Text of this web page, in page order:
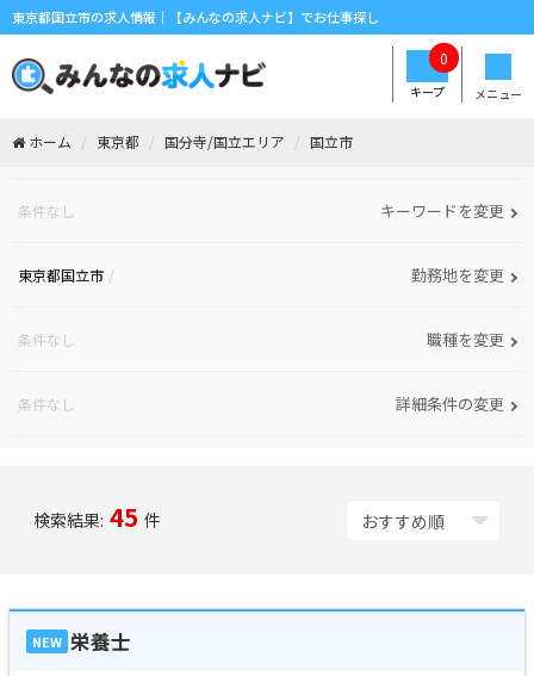
東京都国立市の求人情報｜【みんなの求人ナビ】でお仕事探し
メニュー
キープ
0
ホーム 東京都 国分寺/国立エリア 国立市
条件なし キーワードを変更
東京都国立市 勤務地を変更
条件なし 職種を変更
条件なし 詳細条件の変更
検索結果: 45 件
NEW 栄養士